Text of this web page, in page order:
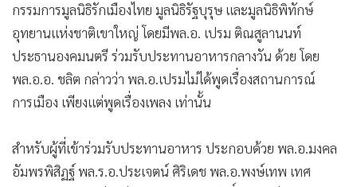
กรรมการมูลนิธิรักเมืองไทย มูลนิธิรัฐบุรุษ และมูลนิธิพิทักษ์
อุทยานแห่งชาติเขาใหญ่ โดยมีพล.อ. เปรม ติณสูลานนท์
ประธานองคมนตรี ร่วมรับประทานอาหารกลางวัน ด้วย โดย
พล.อ.อ. ชลิต กล่าวว่า พล.อ.เปรมไม่ได้พูดเรื่องสถานการณ์
การเมือง เพียงแต่พูดเรื่องเพลง เท่านั้น
สำหรับผู้ที่เข้าร่วมรับประทานอาหาร ประกอบด้วย พล.อ.มงคล
อัมพรพิสิฏฐ์ พล.ร.อ.ประเจตน์ ศิริเดช พล.อ.พงษ์เทพ เทศ